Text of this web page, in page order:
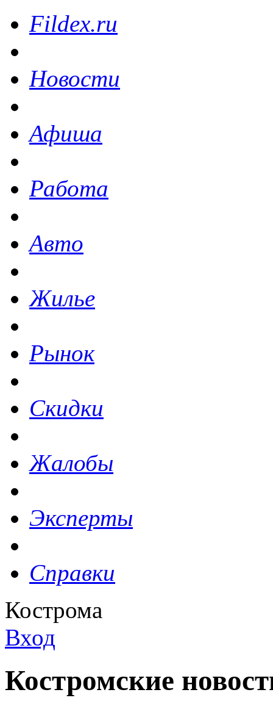
Fildex.ru
Новости
Афиша
Работа
Авто
Жилье
Рынок
Скидки
Жалобы
Эксперты
Справки
Кострома
Вход
Костромские